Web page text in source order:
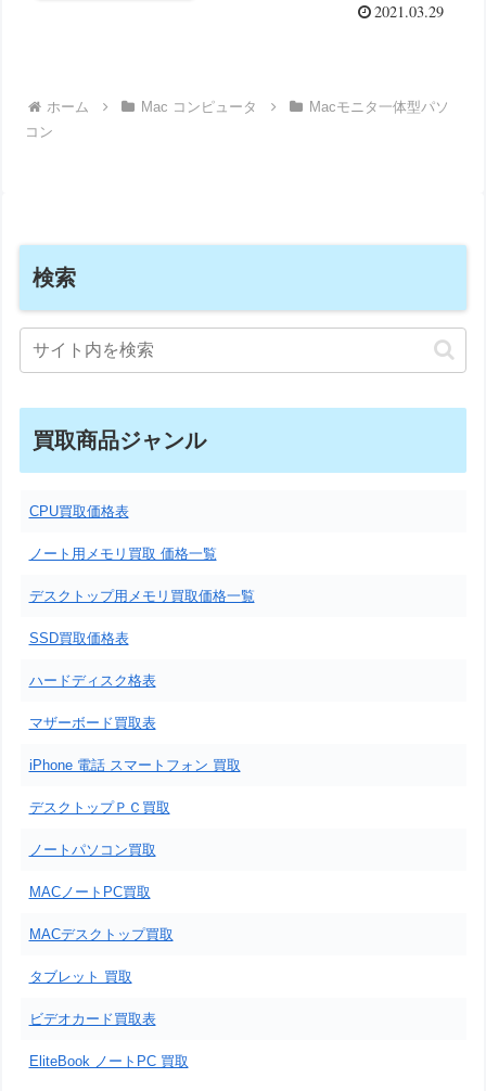
2021.03.29
ホーム Mac コンピュータ
Macモニタ一体型パソ
コン
検索
買取商品ジャンル
CPU買取価格表
ノート用メモリ買取 価格一覧
デスクトップ用メモリ買取価格一覧
SSD買取価格表
ハードディスク格表
マザーボード買取表
iPhone 電話 スマートフォン 買取
デスクトップＰＣ買取
ノートパソコン買取
MACノートPC買取
MACデスクトップ買取
タブレット 買取
ビデオカード買取表
EliteBook ノートPC 買取